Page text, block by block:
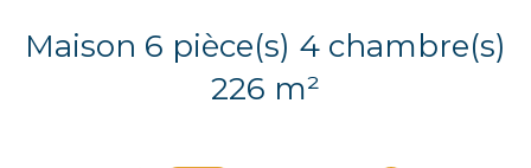
Maison 6 pièce(s) 4 chambre(s)
226 m²